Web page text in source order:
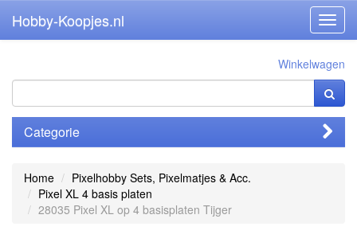
Hobby-Koopjes.nl
Winkelwagen
Categorie
Home
Pixelhobby Sets, Pixelmatjes & Acc.
Pixel XL 4 basis platen
28035 Pixel XL op 4 basisplaten Tijger